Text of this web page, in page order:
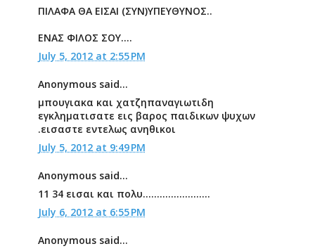
ΠΙΛΑΦΑ ΘΑ ΕΙΣΑΙ (ΣΥΝ)ΥΠΕΥΘΥΝΟΣ..
ΕΝΑΣ ΦΙΛΟΣ ΣΟΥ....
July 5, 2012 at 2:55 PM
Anonymous said...
μπουγιακα και χατζηπαναγιωτιδη
εγκληματισατε εις βαρος παιδικων ψυχων
.εισαστε εντελως ανηθικοι
July 5, 2012 at 9:49 PM
Anonymous said...
11 34 εισαι και πολυ........................
July 6, 2012 at 6:55 PM
Anonymous said...